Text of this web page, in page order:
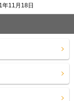
年11月18日